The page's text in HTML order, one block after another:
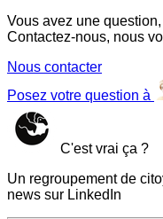
Vous avez une
Contactez-nous, nous
Nous contacter
Posez votre question à
C'est vrai ça ?
Un regroupement de
news sur LinkedIn